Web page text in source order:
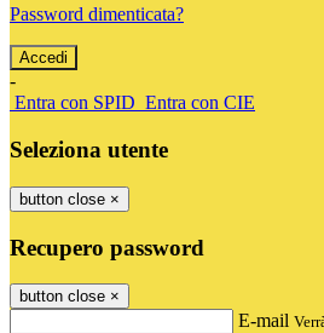
Password dimenticata?
-
Entra con SPID Entra con CIE
Seleziona utente
button close ×
Recupero password
button close ×
E-mail